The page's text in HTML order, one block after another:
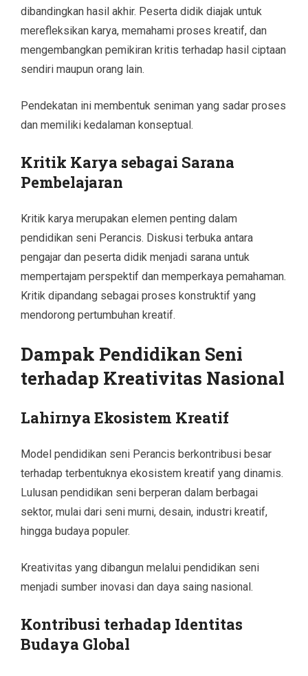
dibandingkan hasil akhir. Peserta didik diajak untuk
merefleksikan karya, memahami proses kreatif, dan
mengembangkan pemikiran kritis terhadap hasil ciptaan
sendiri maupun orang lain.
Pendekatan ini membentuk seniman yang sadar proses
dan memiliki kedalaman konseptual.
Kritik Karya sebagai Sarana
Pembelajaran
Kritik karya merupakan elemen penting dalam
pendidikan seni Perancis. Diskusi terbuka antara
pengajar dan peserta didik menjadi sarana untuk
mempertajam perspektif dan memperkaya pemahaman.
Kritik dipandang sebagai proses konstruktif yang
mendorong pertumbuhan kreatif.
Dampak Pendidikan Seni
terhadap Kreativitas Nasional
Lahirnya Ekosistem Kreatif
Model pendidikan seni Perancis berkontribusi besar
terhadap terbentuknya ekosistem kreatif yang dinamis.
Lulusan pendidikan seni berperan dalam berbagai
sektor, mulai dari seni murni, desain, industri kreatif,
hingga budaya populer.
Kreativitas yang dibangun melalui pendidikan seni
menjadi sumber inovasi dan daya saing nasional.
Kontribusi terhadap Identitas
Budaya Global